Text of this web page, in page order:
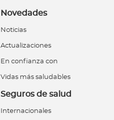
Novedades
Noticias
Actualizaciones
En confianza con
Vidas más saludables
Seguros de salud
Internacionales